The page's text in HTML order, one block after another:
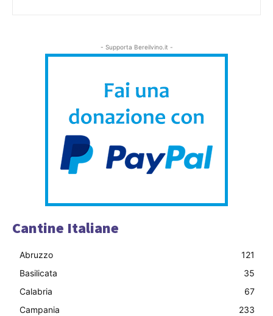
- Supporta Bereilvino.it -
Cantine Italiane
Abruzzo
121
Basilicata
35
Calabria
67
Campania
233